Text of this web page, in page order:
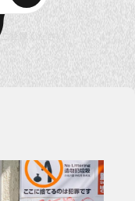
登録ください。